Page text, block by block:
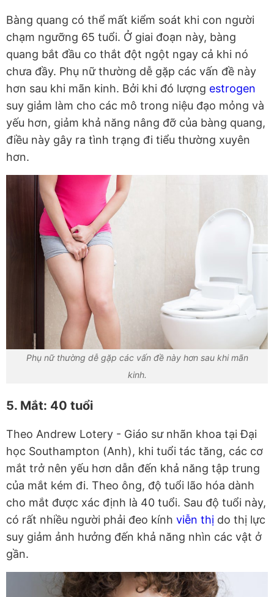
Bàng quang có thể mất kiểm soát khi con người
chạm ngưỡng 65 tuổi. Ở giai đoạn này, bàng
quang bắt đầu co thắt đột ngột ngay cả khi nó
chưa đầy. Phụ nữ thường dễ gặp các vấn đề này
hơn sau khi mãn kinh. Bởi khi đó lượng estrogen
suy giảm làm cho các mô trong niệu đạo mỏng và
yếu hơn, giảm khả năng nâng đỡ của bàng quang,
điều này gây ra tình trạng đi tiểu thường xuyên
hơn.
Phụ nữ thường dễ gặp các vấn đề này hơn sau khi mãn
kinh.
5. Mắt: 40 tuổi
Theo Andrew Lotery - Giáo sư nhãn khoa tại Đại
học Southampton (Anh), khi tuổi tác tăng, các cơ
mắt trở nên yếu hơn dẫn đến khả năng tập trung
của mắt kém đi. Theo ông, độ tuổi lão hóa dành
cho mắt được xác định là 40 tuổi. Sau độ tuổi này,
có rất nhiều người phải đeo kính viễn thị do thị lực
suy giảm ảnh hưởng đến khả năng nhìn các vật ở
gần.